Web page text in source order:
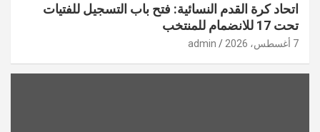
اتحاد كرة القدم النسائية: فتح باب التسجيل للفتيات
تحت 17 للانضمام للمنتخب
7 أغسطس، 2026 admin